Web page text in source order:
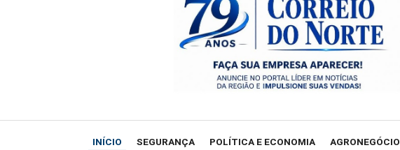
terremoto
INÍCIO SEGURANÇA POLÍTICA E ECONOMIA AGRONEGÓCIO